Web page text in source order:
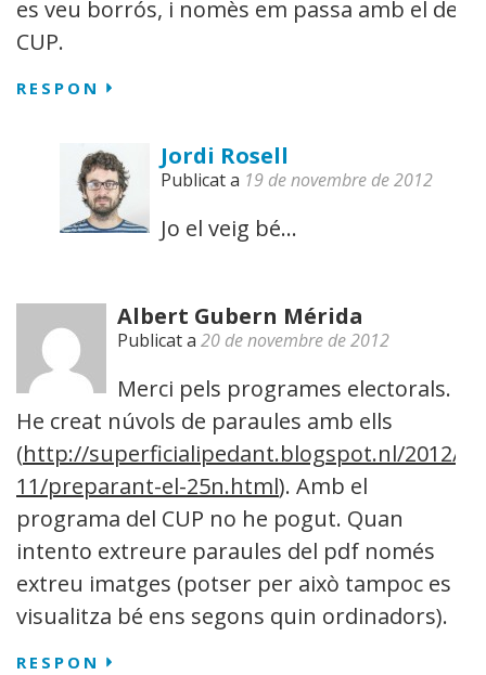
es veu borrós, i nomès em passa amb el de
CUP.
RESPON
Jordi Rosell
Publicat a 19 de novembre de 2012
Jo el veig bé…
Albert Gubern Mérida
Publicat a 20 de novembre de 2012
Merci pels programes electorals.
He creat núvols de paraules amb ells
(http://superficialipedant.blogspot.nl/2012/
11/preparant-el-25n.html). Amb el
programa del CUP no he pogut. Quan
intento extreure paraules del pdf només
extreu imatges (potser per això tampoc es
visualitza bé ens segons quin ordinadors).
RESPON